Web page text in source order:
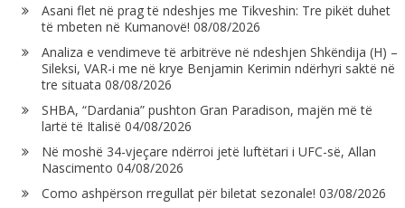
Asani flet në prag të ndeshjes me Tikveshin: Tre pikët duhet
të mbeten në Kumanovë! 08/08/2026
Analiza e vendimeve të arbitrëve në ndeshjen Shkëndija (H) –
Sileksi, VAR-i me në krye Benjamin Kerimin ndërhyri saktë në
tre situata 08/08/2026
SHBA, “Dardania” pushton Gran Paradison, majën më të
lartë të Italisë 04/08/2026
Në moshë 34-vjeçare ndërroi jetë luftëtari i UFC-së, Allan
Nascimento 04/08/2026
Como ashpërson rregullat për biletat sezonale! 03/08/2026